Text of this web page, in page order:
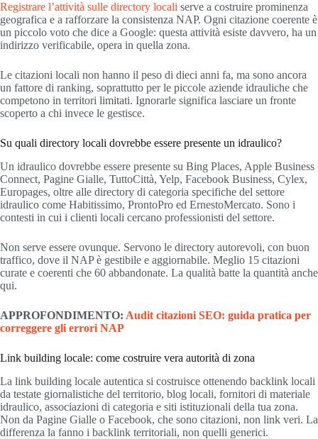
Registrare l’attività sulle directory locali serve a costruire prominenza
geografica e a rafforzare la consistenza NAP. Ogni citazione coerente è
un piccolo voto che dice a Google: questa attività esiste davvero, ha un
indirizzo verificabile, opera in quella zona.
Le citazioni locali non hanno il peso di dieci anni fa, ma sono ancora
un fattore di ranking, soprattutto per le piccole aziende idrauliche che
competono in territori limitati. Ignorarle significa lasciare un fronte
scoperto a chi invece le gestisce.
Su quali directory locali dovrebbe essere presente un idraulico?
Un idraulico dovrebbe essere presente su Bing Places, Apple Business
Connect, Pagine Gialle, TuttoCittà, Yelp, Facebook Business, Cylex,
Europages, oltre alle directory di categoria specifiche del settore
idraulico come Habitissimo, ProntoPro ed ErnestoMercato. Sono i
contesti in cui i clienti locali cercano professionisti del settore.
Non serve essere ovunque. Servono le directory autorevoli, con buon
traffico, dove il NAP è gestibile e aggiornabile. Meglio 15 citazioni
curate e coerenti che 60 abbandonate. La qualità batte la quantità anche
qui.
APPROFONDIMENTO: Audit citazioni SEO: guida pratica per
correggere gli errori NAP
Link building locale: come costruire vera autorità di zona
La link building locale autentica si costruisce ottenendo backlink locali
da testate giornalistiche del territorio, blog locali, fornitori di materiale
idraulico, associazioni di categoria e siti istituzionali della tua zona.
Non da Pagine Gialle o Facebook, che sono citazioni, non link veri. La
differenza la fanno i backlink territoriali, non quelli generici.